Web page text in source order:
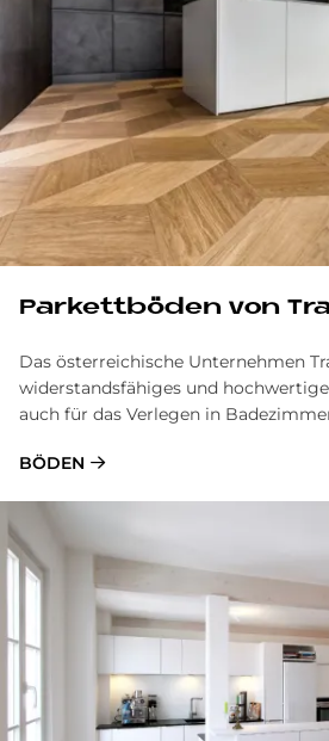
Par­kett­bö­den von
Das österreichische Unternehmen
widerstandsfähiges und
auch für das Verlegen in
BÖDEN